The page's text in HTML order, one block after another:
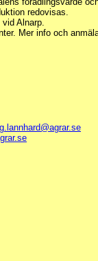
redovisas.
Alnarp.
Mer info och
lg.lannhard@agrar.se